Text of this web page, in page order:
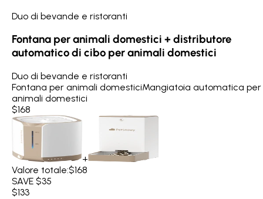
Duo di bevande e ristoranti
Fontana per animali domestici + distributore
automatico di cibo per animali domestici
Duo di bevande e ristoranti
Fontana per animali domesticiMangiatoia automatica per
animali domestici
$168
+
Valore totale:$168
SAVE $35
$133